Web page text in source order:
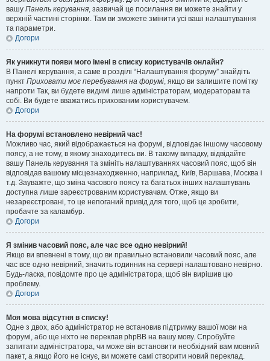
вашу Панель керування, зазвичай це посилання ви можете знайти у
верхній частині сторінки. Там ви зможете змінити усі ваші налаштування
та параметри.
Догори
Як уникнути появи мого імені в списку користувачів онлайн?
В Панелі керування, а саме в розділі “Налаштування форуму” знайдіть
пункт Приховати моє перебування на форумі, якщо ви залишите помітку
напроти Так, ви будете видимі лише адміністраторам, модераторам та
собі. Ви будете вважатись прихованим користувачем.
Догори
На форумі встановлено невірний час!
Можливо час, який відображається на форумі, відповідає іншому часовому
поясу, а не тому, в якому знаходитесь ви. В такому випадку, відвідайте
вашу Панель керування та змініть налаштуваннях часовий пояс, щоб він
відповідав вашому місцезнаходженню, наприклад, Київ, Варшава, Москва і
т.д. Зауважте, що зміна часового поясу та багатьох інших налаштувань
доступна лише зареєстрованим користувачам. Отже, якщо ви
незареєстровані, то це непоганий привід для того, щоб це зробити,
пробачте за каламбур.
Догори
Я змінив часовий пояс, але час все одно невірний!
Якщо ви впевнені в тому, що ви правильно встановили часовий пояс, але
час все одно невірний, значить годинник на сервері налаштовано невірно.
Будь-ласка, повідомте про це адміністратора, щоб він вирішив цю
проблему.
Догори
Моя мова відсутня в списку!
Одне з двох, або адміністратор не встановив підтримку вашої мови на
форумі, або ще ніхто не переклав phpBB на вашу мову. Спробуйте
запитати адміністратора, чи може він встановити необхідний вам мовний
пакет, а якщо його не існує, ви можете самі створити новий переклад.